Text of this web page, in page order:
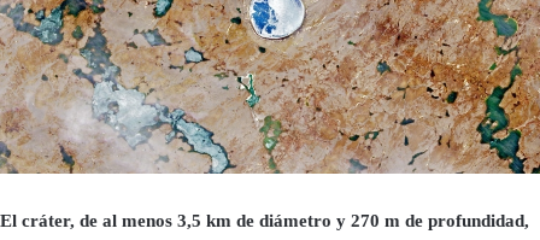
El cráter, de al menos 3,5 km de diámetro y 270 m de profundidad,